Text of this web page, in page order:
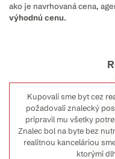
ako je navrhovaná cena,
výhodnú cenu.
Kupovali sme byt cez
požadovali znalecký
pripravil mu všetky
Znalec bol na byte bez
realitnou kanceláriou
ktorými